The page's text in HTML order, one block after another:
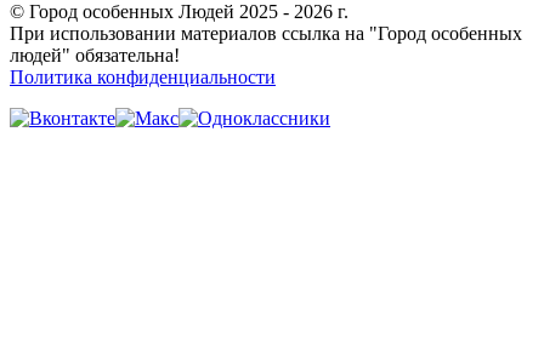
© Город особенных Людей 2025 - 2026 г.
При использовании материалов ссылка на "Город особенных
людей" обязательна!
Политика конфиденциальности